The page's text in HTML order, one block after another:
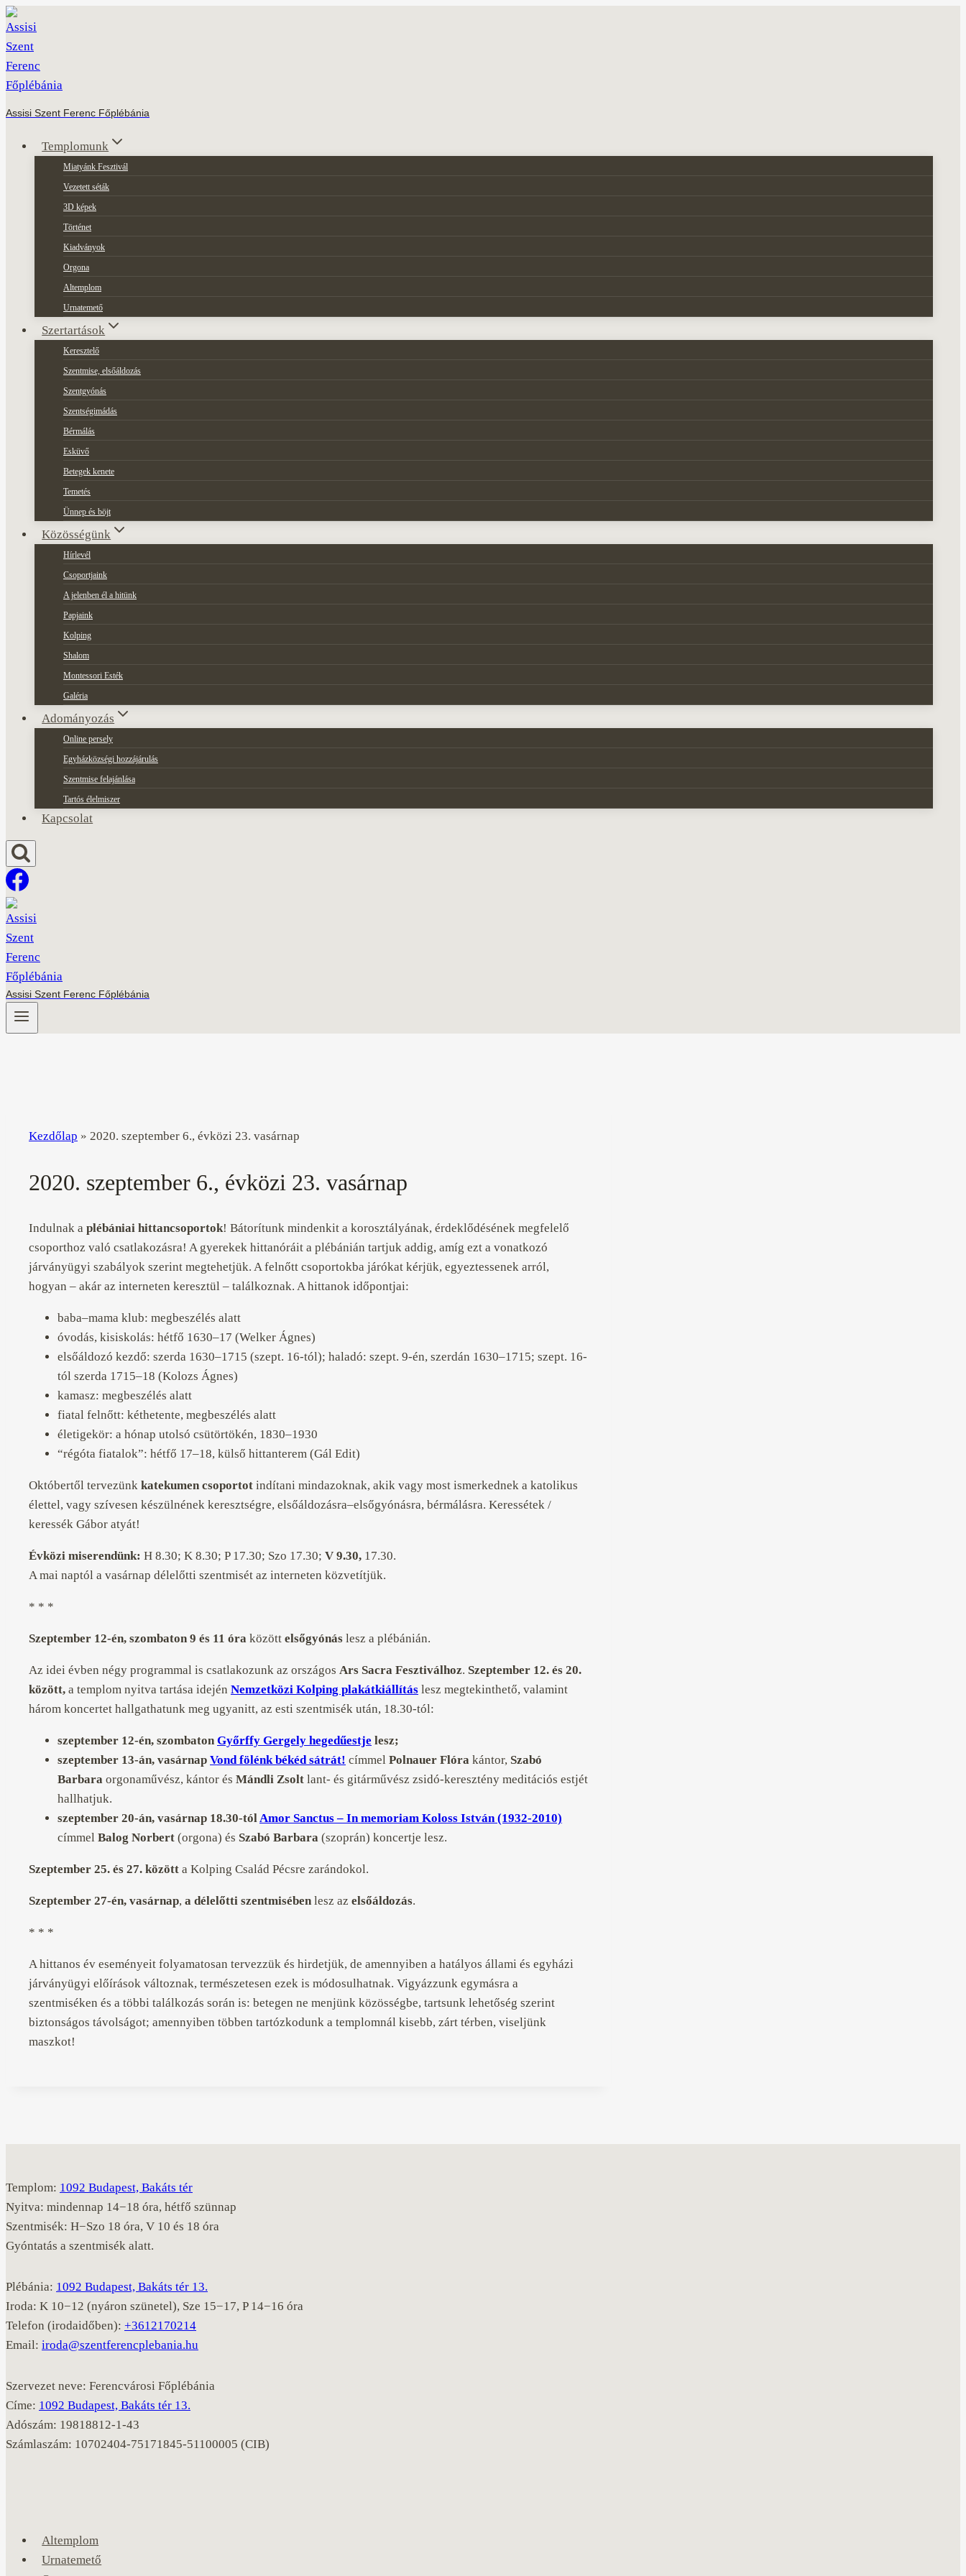
Skip
to
content
Assisi Szent Ferenc Főplébánia
Templomunk
Miatyánk Fesztivál
Vezetett séták
3D képek
Történet
Kiadványok
Orgona
Altemplom
Urnatemető
Szertartások
Keresztelő
Szentmise, elsőáldozás
Szentgyónás
Szentségimádás
Bérmálás
Esküvő
Betegek kenete
Temetés
Ünnep és böjt
Közösségünk
Hírlevél
Csoportjaink
A jelenben él a hitünk
Papjaink
Kolping
Shalom
Montessori Esték
Galéria
Adományozás
Online persely
Egyházközségi hozzájárulás
Szentmise felajánlása
Tartós élelmiszer
Kapcsolat
Assisi Szent Ferenc Főplébánia
Kezdőlap » 2020. szeptember 6., évközi 23. vasárnap
2020. szeptember 6., évközi 23. vasárnap
Indulnak a plébániai hittancsoportok! Bátorítunk mindenkit a korosztályának, érdeklődésének megfelelő
csoporthoz való csatlakozásra! A gyerekek hittanóráit a plébánián tartjuk addig, amíg ezt a vonatkozó
járványügyi szabályok szerint megtehetjük. A felnőtt csoportokba járókat kérjük, egyeztessenek arról,
hogyan – akár az interneten keresztül – találkoznak. A hittanok időpontjai:
baba–mama klub: megbeszélés alatt
óvodás, kisiskolás: hétfő 1630–17 (Welker Ágnes)
elsőáldozó kezdő: szerda 1630–1715 (szept. 16-tól); haladó: szept. 9-én, szerdán 1630–1715; szept. 16-
tól szerda 1715–18 (Kolozs Ágnes)
kamasz: megbeszélés alatt
fiatal felnőtt: kéthetente, megbeszélés alatt
életigekör: a hónap utolsó csütörtökén, 1830–1930
“régóta fiatalok”: hétfő 17–18, külső hittanterem (Gál Edit)
Októbertől tervezünk katekumen csoportot indítani mindazoknak, akik vagy most ismerkednek a katolikus
élettel, vagy szívesen készülnének keresztségre, elsőáldozásra–elsőgyónásra, bérmálásra. Keressétek /
keressék Gábor atyát!
Évközi miserendünk: H 8.30; K 8.30; P 17.30; Szo 17.30; V 9.30, 17.30.
A mai naptól a vasárnap délelőtti szentmisét az interneten közvetítjük.
* * *
Szeptember 12-én, szombaton 9 és 11 óra között elsőgyónás lesz a plébánián.
Az idei évben négy programmal is csatlakozunk az országos Ars Sacra Fesztiválhoz. Szeptember 12. és 20.
között, a templom nyitva tartása idején Nemzetközi Kolping plakátkiállítás lesz megtekinthető, valamint
három koncertet hallgathatunk meg ugyanitt, az esti szentmisék után, 18.30-tól:
szeptember 12-én, szombaton Győrffy Gergely hegedűestje lesz;
szeptember 13-án, vasárnap Vond fölénk békéd sátrát! címmel Polnauer Flóra kántor, Szabó
Barbara orgonaművész, kántor és Mándli Zsolt lant- és gitárművész zsidó-keresztény meditációs estjét
hallhatjuk.
szeptember 20-án, vasárnap 18.30-tólAmor Sanctus – In memoriam Koloss István (1932-2010)
címmel Balog Norbert (orgona) és Szabó Barbara (szoprán) koncertje lesz.
Szeptember 25. és 27. között a Kolping Család Pécsre zarándokol.
Szeptember 27-én, vasárnap, a délelőtti szentmisében lesz az elsőáldozás.
* * *
A hittanos év eseményeit folyamatosan tervezzük és hirdetjük, de amennyiben a hatályos állami és egyházi
járványügyi előírások változnak, természetesen ezek is módosulhatnak. Vigyázzunk egymásra a
szentmiséken és a többi találkozás során is: betegen ne menjünk közösségbe, tartsunk lehetőség szerint
biztonságos távolságot; amennyiben többen tartózkodunk a templomnál kisebb, zárt térben, viseljünk
maszkot!
Templom: 1092 Budapest, Bakáts tér
Nyitva: mindennap 14−18 óra, hétfő szünnap
Szentmisék: H−Szo 18 óra, V 10 és 18 óra
Gyóntatás a szentmisék alatt.
Plébánia: 1092 Budapest, Bakáts tér 13.
Iroda: K 10−12 (nyáron szünetel), Sze 15−17, P 14−16 óra
Telefon (irodaidőben): +3612170214
Email: iroda@szentferencplebania.hu
Szervezet neve: Ferencvárosi Főplébánia
Címe: 1092 Budapest, Bakáts tér 13.
Adószám: 19818812-1-43
Számlaszám: 10702404-75171845-51100005 (CIB)
Altemplom
Urnatemető